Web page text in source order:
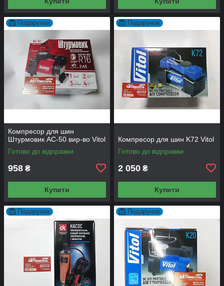
Подарунок
Компресор для шин
Штурмовик АС-50 вир-во Vitol
Готово до відправки
958 ₴
Купити
Подарунок
Компресор для шин K72 Vitol
Готово до відправки
2 050 ₴
Купити
Подарунок Подарунок